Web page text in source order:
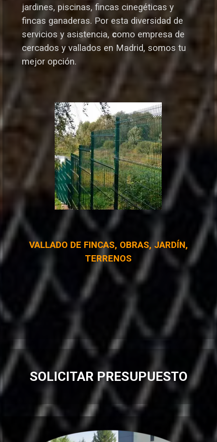
jardines, piscinas, fincas cinegéticas y
fincas ganaderas. Por esta diversidad de
servicios y asistencia, como empresa de
cercados y vallados en Madrid, somos tu
mejor opción.
VALLADO DE FINCAS, OBRAS, JARDÍN,
TERRENOS
SOLICITAR PRESUPUESTO